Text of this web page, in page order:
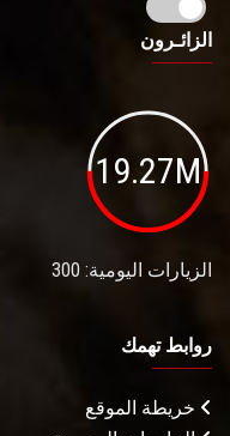
الزائـرون
19.27M
الزيارات اليومية: 300
روابط تهمك
خريطة الموقع